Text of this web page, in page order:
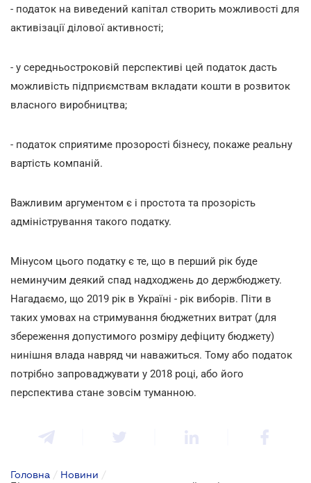
- податок на виведений капітал створить можливості для
активізації ділової активності;
- у середньостроковій перспективі цей податок дасть
можливість підприємствам вкладати кошти в розвиток
власного виробництва;
- податок сприятиме прозорості бізнесу, покаже реальну
вартість компаній.
Важливим аргументом є і простота та прозорість
адміністрування такого податку.
Мінусом цього податку є те, що в перший рік буде
неминучим деякий спад надходжень до держбюджету.
Нагадаємо, що 2019 рік в Україні - рік виборів. Піти в
таких умовах на стримування бюджетних витрат (для
збереження допустимого розміру дефіциту бюджету)
нинішня влада навряд чи наважиться. Тому або податок
потрібно запроваджувати у 2018 році, або його
перспектива стане зовсім туманною.
Головна / Новини /